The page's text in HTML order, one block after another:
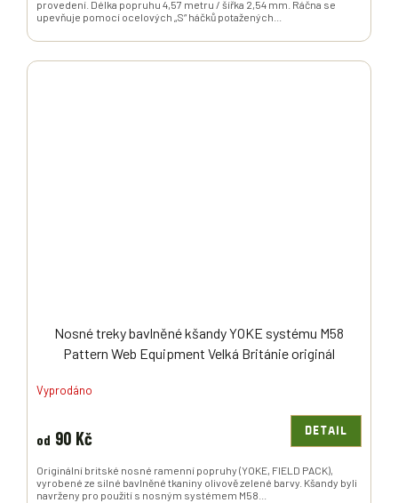
provedení. Délka popruhu 4,57 metru / šířka 2,54 mm. Ráčna se
upevňuje pomocí ocelových „S“ háčků potažených...
Nosné treky bavlněné kšandy YOKE systému M58
Pattern Web Equipment Velká Británie originál
Vyprodáno
od 90 Kč DETAIL
Originální britské nosné ramenní popruhy (YOKE, FIELD PACK),
vyrobené ze silné bavlněné tkaniny olivově zelené barvy. Kšandy byli
navrženy pro použití s nosným systémem M58...